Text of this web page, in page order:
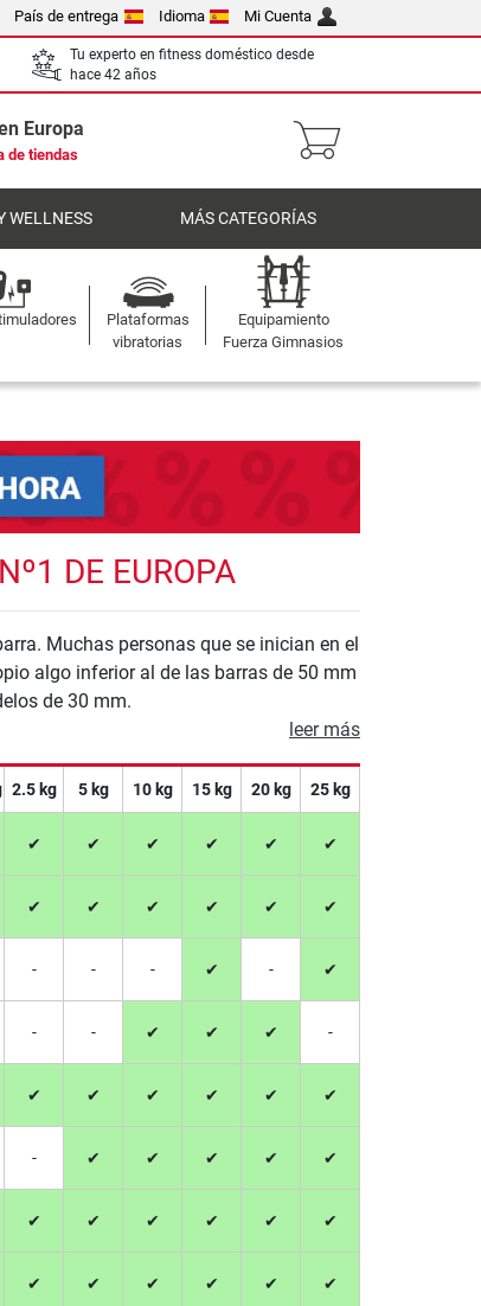
País de entrega Idioma Mi Cuenta
Tu experto en fitness doméstico desde
hace 42 años
Europa
de tiendas
WELLNESS MÁS CATEGORÍAS
Plataformas
vibratorias
Equipamiento
Fuerza Gimnasios
DE EUROPA
Muchas personas que se inician en el
algo inferior al de las barras de 50 mm
de 30 mm.
leer más
2.5 kg 5 kg 10 kg 15 kg 20 kg 25 kg
✔ ✔ ✔ ✔ ✔ ✔
✔ ✔ ✔ ✔ ✔ ✔
- - - ✔ - ✔
- - ✔ ✔ ✔ -
✔ ✔ ✔ ✔ ✔ ✔
- ✔ ✔ ✔ ✔ ✔
✔ ✔ ✔ ✔ ✔ ✔
✔ ✔ ✔ ✔ ✔ ✔